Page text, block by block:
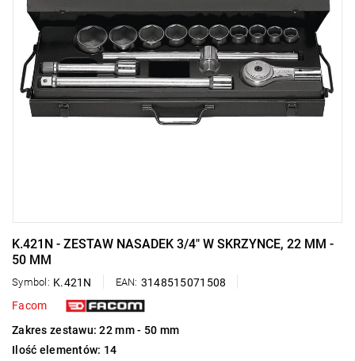
K.421N - ZESTAW NASADEK 3/4" W SKRZYNCE, 22 MM -
50 MM
Symbol: K.421N EAN: 3148515071508
Facom
Zakres zestawu: 22 mm - 50 mm
Ilość elementów: 14